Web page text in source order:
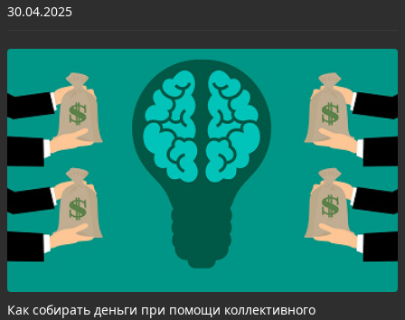
30.04.2025
Как собирать деньги при помощи коллективного